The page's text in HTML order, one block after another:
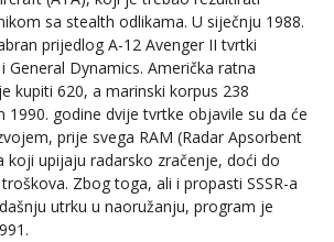
sa stealth odlikama. U siječnju 1988.
prijedlog A-12 Avenger II tvrtki
General Dynamics. Američka ratna
kupiti 620, a marinski korpus 238
1990. godine dvije tvrtke objavile su da će
prije svega RAM (Radar Apsorbent
koji upijaju radarsko zračenje, doći do
Zbog toga, ali i propasti SSSR-a
utrku u naoružanju, program je